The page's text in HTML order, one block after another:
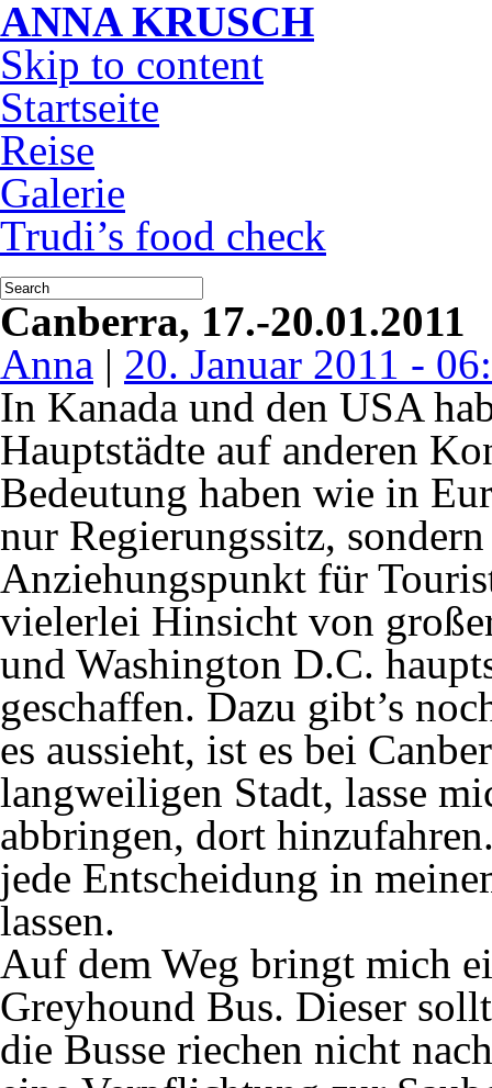
ANNA KRUSCH
Skip to content
Startseite
Reise
Galerie
Trudi’s food check
Canberra, 17.-20.01.2011
Anna | 20. Januar 2011 -
In Kanada und den USA
Hauptstädte auf anderen
Bedeutung haben wie in
nur Regierungssitz,
Anziehungspunkt für
vielerlei Hinsicht von
und Washington D.C.
geschaffen. Dazu gibt’s
es aussieht, ist es bei
langweiligen Stadt, lasse
abbringen, dort
jede Entscheidung in
lassen.
Auf dem Weg bringt mich
Greyhound Bus. Dieser
die Busse riechen nicht